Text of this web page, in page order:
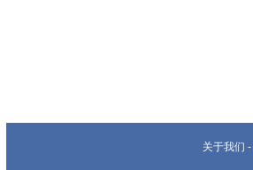
关于我们 -